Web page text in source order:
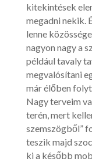
kitekintések
megadni nekik.
lenne
nagyon nagy a
például tavaly
megvalósítani
már élőben
Nagy terveim
terén, mert
szemszögből”
teszik majd
ki a később